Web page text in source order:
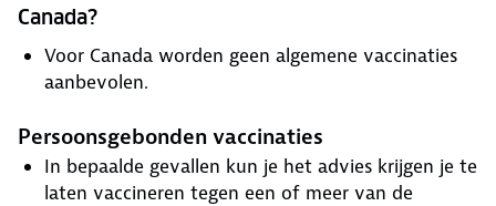
Canada?
Voor Canada worden geen algemene vaccinaties
aanbevolen.
Persoonsgebonden vaccinaties
In bepaalde gevallen kun je het advies krijgen je te
laten vaccineren tegen een of meer van de